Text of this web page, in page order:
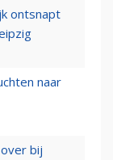
ontsnapt
naar
bij